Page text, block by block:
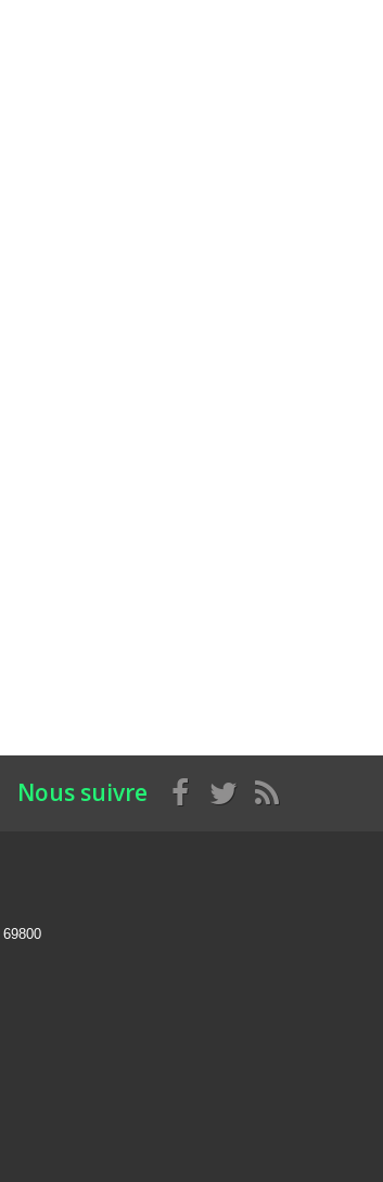
Nous suivre